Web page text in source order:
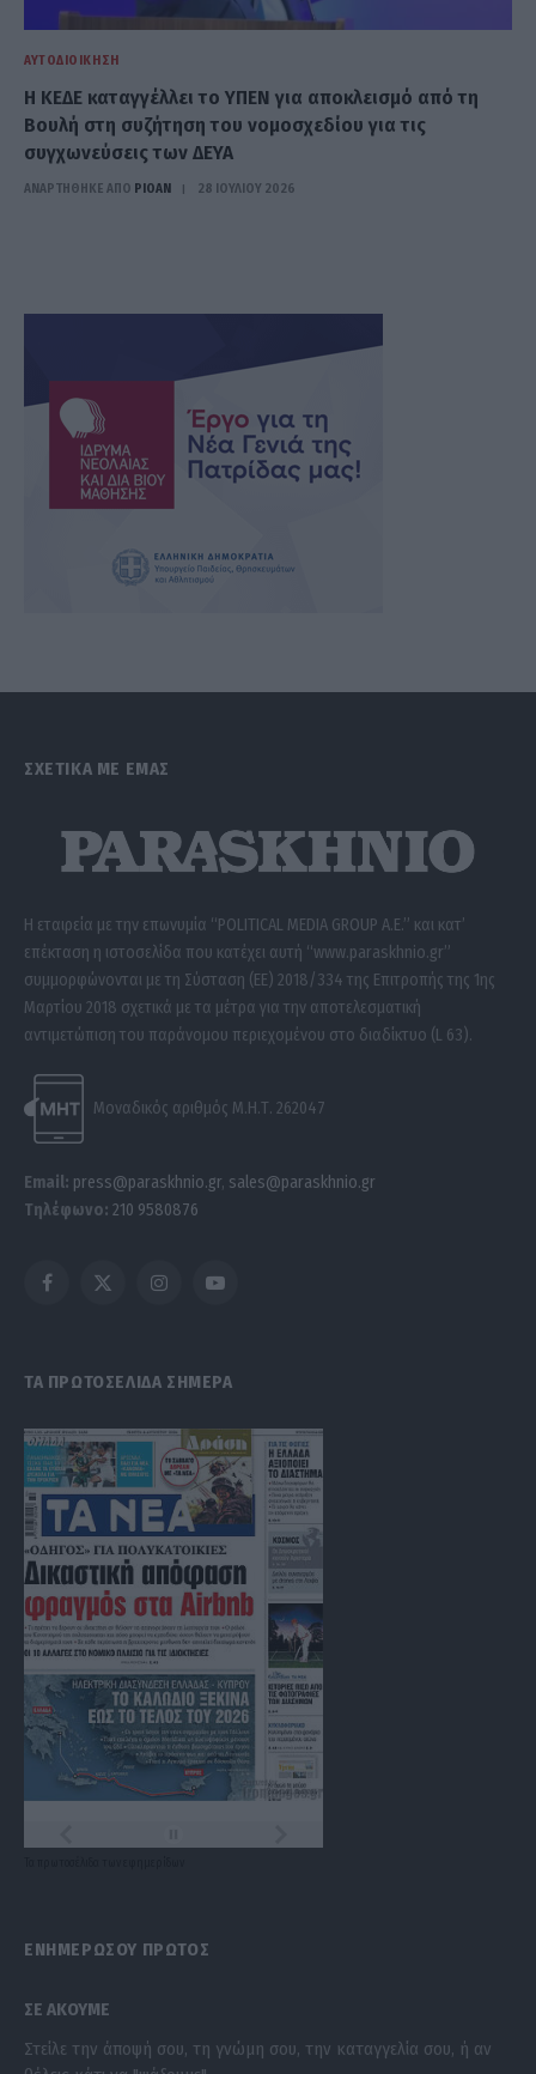
ΑΥΤΟΔΙΟΊΚΗΣΗ
Η ΚΕΔΕ καταγγέλλει το ΥΠΕΝ για αποκλεισμό από τη
Βουλή στη συζήτηση του νομοσχεδίου για τις
συγχωνεύσεις των ΔΕΥΑ
ΑΝΑΡΤΗΘΗΚΕ ΑΠΟ PIOAN 28 ΙΟΥΛΊΟΥ 2026
ΣΧΕΤΙΚΑ ΜΕ ΕΜΑΣ
Η εταιρεία με την επωνυμία “POLITICAL MEDIA GROUP A.E.” και κατ’
επέκταση η ιστοσελίδα που κατέχει αυτή “www.paraskhnio.gr”
συμμορφώνονται με τη Σύσταση (ΕΕ) 2018/334 της Επιτροπής της 1ης
Μαρτίου 2018 σχετικά με τα μέτρα για την αποτελεσματική
αντιμετώπιση του παράνομου περιεχομένου στο διαδίκτυο (L 63).
Μοναδικός αριθμός Μ.Η.Τ. 262047
Email: press@paraskhnio.gr, sales@paraskhnio.gr
Τηλέφωνο: 210 9580876
Facebook
X
InstagramYouTube
ΤΑ ΠΡΩΤΟΣΕΛΙΔΑ ΣΗΜΕΡΑ
ΕΝΗΜΕΡΩΣΟΥ ΠΡΩΤΟΣ
ΣΕ ΑΚΟΥΜΕ
Στείλε την άποψή σου, τη γνώμη σου, την καταγγελία σου, ή αν